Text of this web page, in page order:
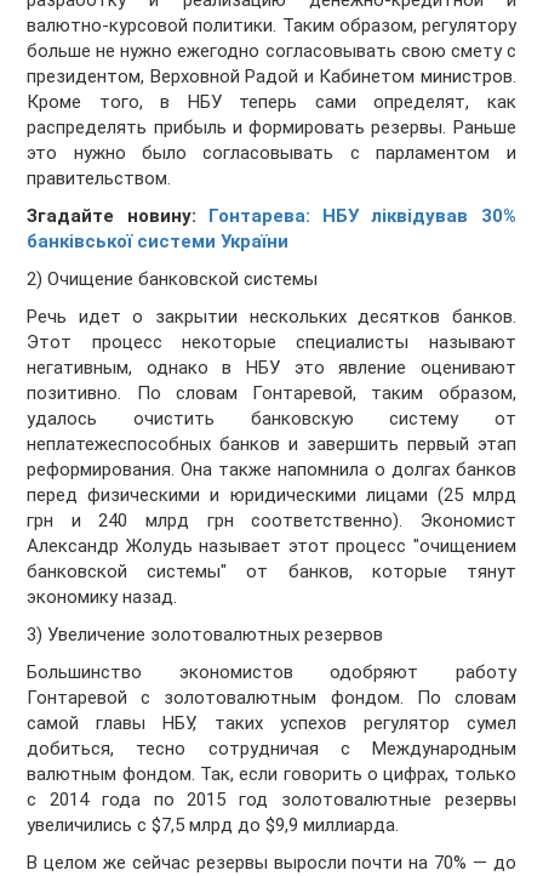
валютно-курсовой политики. Таким образом, регулятору
больше не нужно ежегодно согласовывать свою смету с
президентом, Верховной Радой и Кабинетом министров.
Кроме того, в НБУ теперь сами определят, как
распределять прибыль и формировать резервы. Раньше
это нужно было согласовывать с парламентом и
правительством.
Згадайте новину: Гонтарева: НБУ ліквідував 30%
банківської системи України
2) Очищение банковской системы
Речь идет о закрытии нескольких десятков банков.
Этот процесс некоторые специалисты называют
негативным, однако в НБУ это явление оценивают
позитивно. По словам Гонтаревой, таким образом,
удалось очистить банковскую систему от
неплатежеспособных банков и завершить первый этап
реформирования. Она также напомнила о долгах банков
перед физическими и юридическими лицами (25 млрд
грн и 240 млрд грн соответственно). Экономист
Александр Жолудь называет этот процесс "очищением
банковской системы" от банков, которые тянут
экономику назад.
3) Увеличение золотовалютных резервов
Большинство экономистов одобряют работу
Гонтаревой с золотовалютным фондом. По словам
самой главы НБУ, таких успехов регулятор сумел
добиться, тесно сотрудничая с Международным
валютным фондом. Так, если говорить о цифрах, только
с 2014 года по 2015 год золотовалютные резервы
увеличились с $7,5 млрд до $9,9 миллиарда.
В целом же сейчас резервы выросли почти на 70% — до